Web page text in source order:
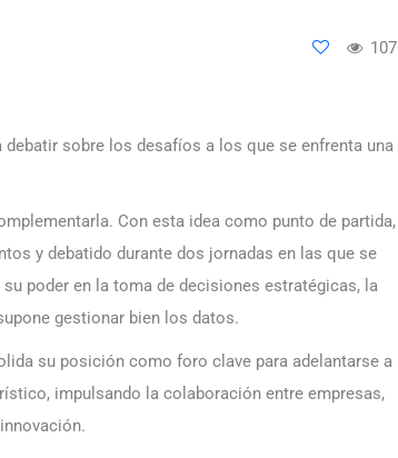
107
sobre los desafíos a los que se enfrenta una
Con esta idea como punto de partida,
y debatido durante dos jornadas en las que se
poder en la toma de decisiones estratégicas, la
gestionar bien los datos.
su posición como foro clave para adelantarse a
impulsando la colaboración entre empresas,